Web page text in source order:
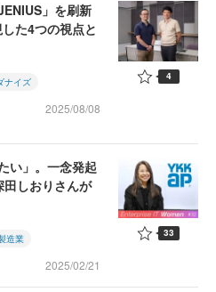
」を刷新
た4つの視点と
ナイズ
2025/08/08
4
い」。一念発起
しおりさんが
造業
2025/02/21
33